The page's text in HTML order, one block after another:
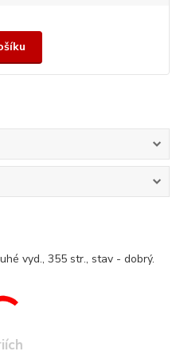
vyd., 355 str., stav - dobrý.